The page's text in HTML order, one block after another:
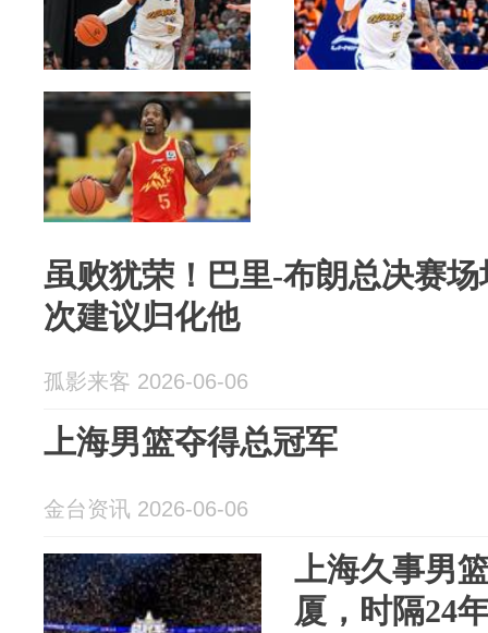
虽败犹荣！巴里-布朗总决赛
次建议归化他
孤影来客 2026-06-06
上海男篮夺得总冠军
金台资讯 2026-06-06
上海久事男
厦，时隔24